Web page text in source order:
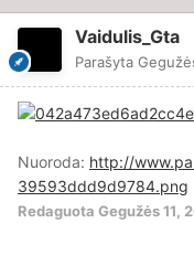
Vaidulis_Gta
Parašyta
Nuoroda: http://
39593ddd9d9784.png
Redaguota Gegužės 11,